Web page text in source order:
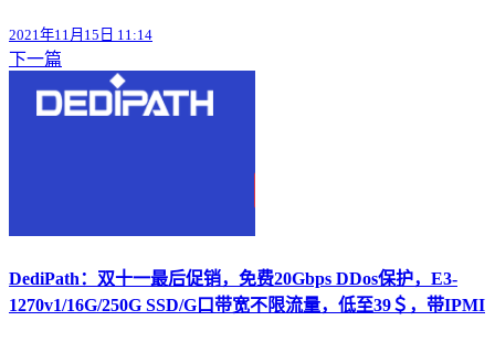
2021年11月15日 11:14
下一篇
DediPath：双十一最后促销，免费20Gbps DDos保护，E3-
1270v1/16G/250G SSD/G口带宽不限流量，低至39＄，带IPMI